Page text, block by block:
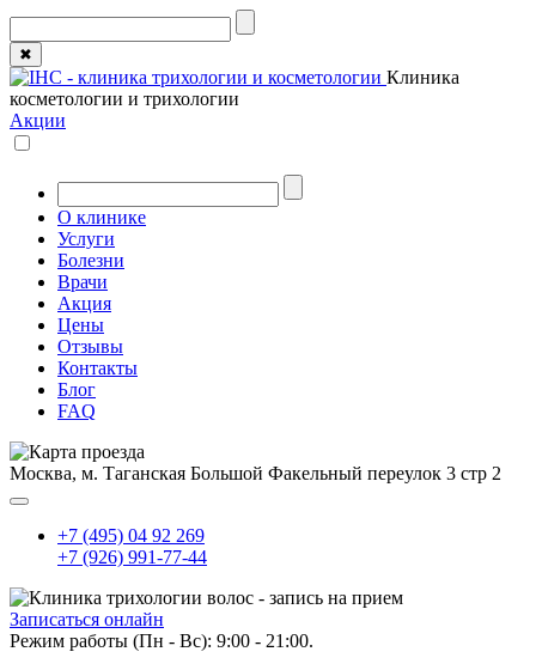
✖
Клиника
косметологии и трихологии
Акции
О клинике
Услуги
Болезни
Врачи
Акция
Цены
Отзывы
Контакты
Блог
FAQ
Москва, м. Таганская Большой Факельный переулок 3 стр 2
+7 (495) 04 92 269
+7 (926) 991-77-44
Записаться онлайн
Режим работы (Пн - Вс): 9:00 - 21:00.